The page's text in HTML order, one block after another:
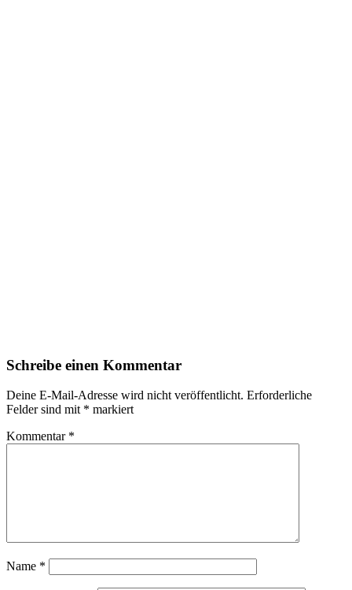
Schreibe einen Kommentar
Deine E-Mail-Adresse wird nicht veröffentlicht. Erforderliche
Felder sind mit * markiert
Kommentar *
Name *